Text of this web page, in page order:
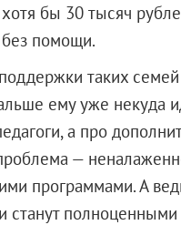
бы 30 тысяч
помощи.
таких
ему уже некуда
а про
—
программами. А
станут